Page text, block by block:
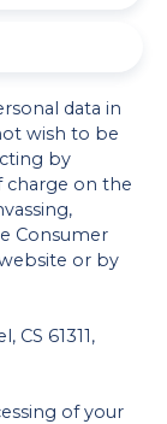
data in
wish to be
by
charge on the
Consumer
or by
CS 61311,
of your